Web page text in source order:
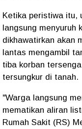
Ketika peristiwa itu,
langsung menyuruh
dikhawatirkan akan
lantas mengambil
tiba korban
tersungkur di tanah.
"Warga langsung
mematikan aliran
Rumah Sakit (RS)